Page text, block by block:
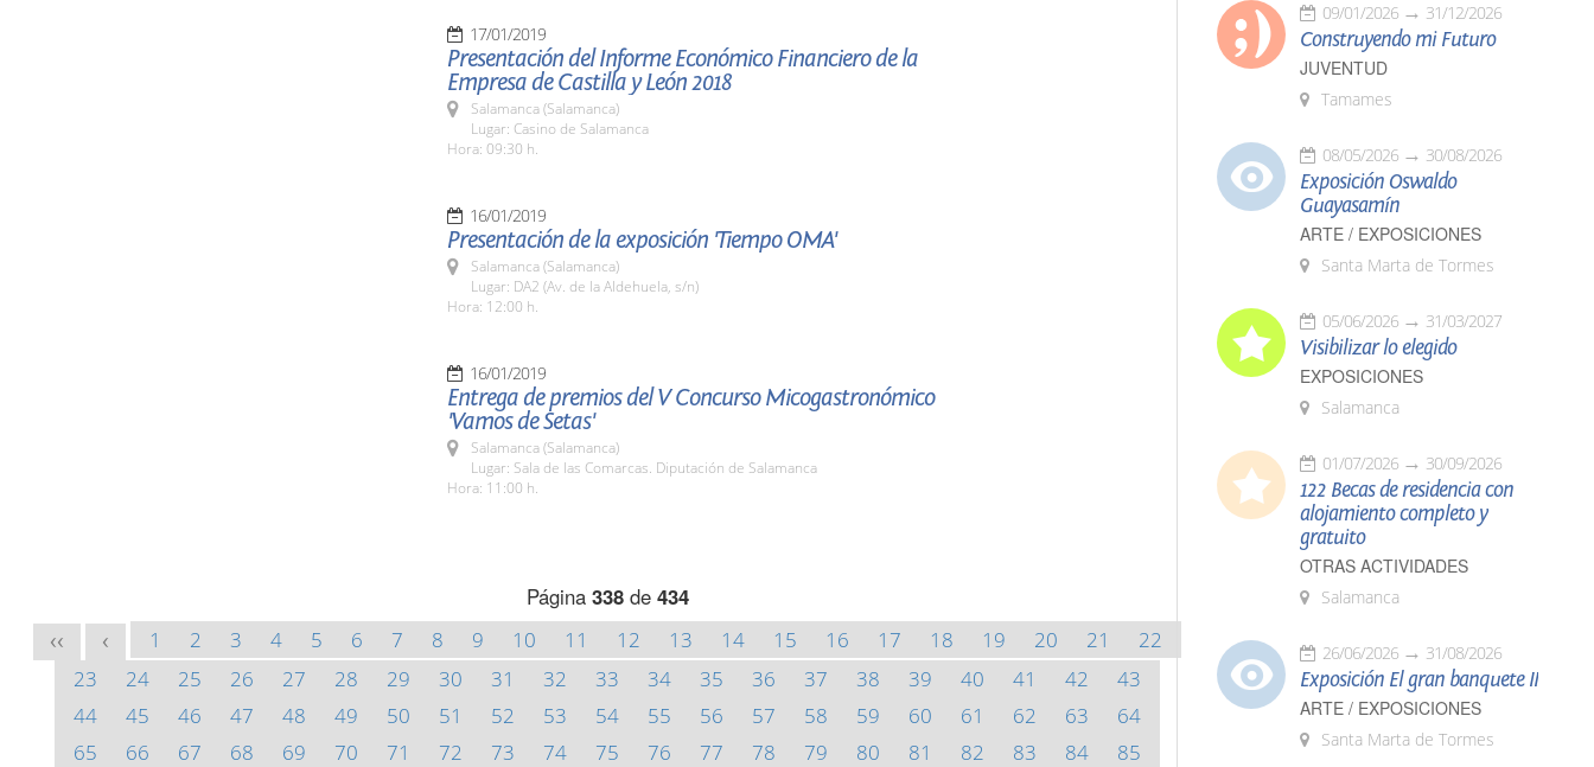
17/01/2019
Presentación del Informe Económico Financiero de la
Empresa de Castilla y León 2018
Salamanca (Salamanca)
Lugar: Casino de Salamanca
Hora: 09:30 h.
16/01/2019
Presentación de la exposición 'Tiempo OMA'
Salamanca (Salamanca)
Lugar: DA2 (Av. de la Aldehuela, s/n)
Hora: 12:00 h.
16/01/2019
Entrega de premios del V Concurso Micogastronómico
'Vamos de Setas'
Salamanca (Salamanca)
Lugar: Sala de las Comarcas. Diputación de Salamanca
Hora: 11:00 h.
Página 338de 434
<< < 1 2 3 4 5 6 7 8 9 10 11 12 13 14 15 16 17 18 19 20 21
22
23
24 25 26 27 28 29 30 31 32 33 34 35 36 37 38 39 40 41 42
43
44
45 46 47 48 49 50 51 52 53 54 55 56 57 58 59 60 61 62 63
64
65
66 67 68 69 70 71 72 73 74 75 76 77 78 79 80 81 82 83 84
85
09/01/2026 31/12/2026
Construyendo mi Futuro
JUVENTUD
Tamames
08/05/2026 30/08/2026
Exposición Oswaldo
Guayasamín
ARTE / EXPOSICIONES
Santa Marta de Tormes
05/06/2026 31/03/2027
Visibilizar lo elegido
EXPOSICIONES
Salamanca
01/07/2026 30/09/2026
122 Becas de residencia con
alojamiento completo y
gratuito
OTRAS ACTIVIDADES
Salamanca
26/06/2026 31/08/2026
Exposición El gran banquete II
ARTE / EXPOSICIONES
Santa Marta de Tormes